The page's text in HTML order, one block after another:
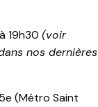
19h30 (voir
nos dernières
(Métro Saint